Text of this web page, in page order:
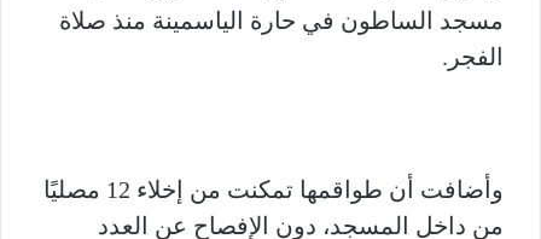
مسجد الساطون في حارة الياسمينة منذ صلاة
الفجر.
وأضافت أن طواقمها تمكنت من إخلاء 12 مصليًا
من داخل المسجد، دون الإفصاح عن العدد